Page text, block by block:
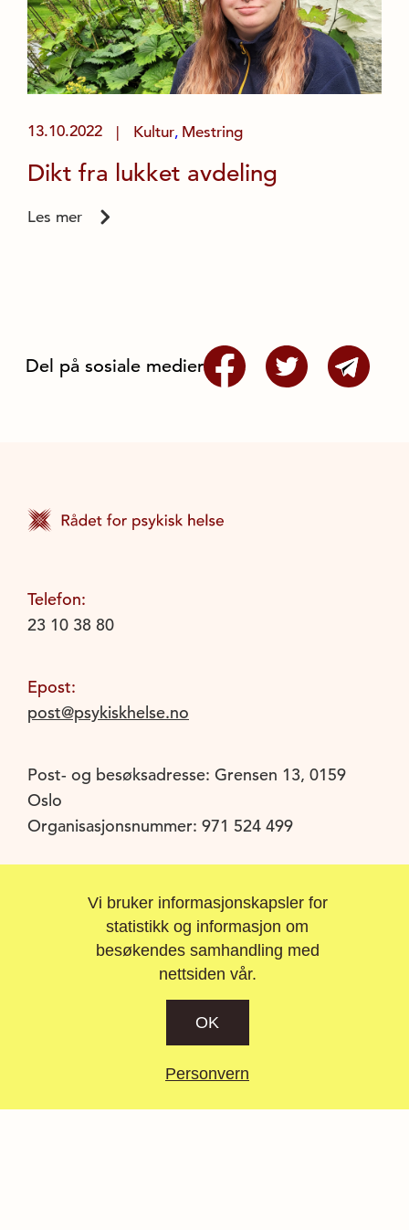
13.10.2022 | Kultur, Mestring
Dikt fra lukket avdeling
Les mer
Vi bruker informasjonskapsler for
statistikk og informasjon om
besøkendes samhandling med
nettsiden vår.
OK
Personvern
Del på sosiale medier
Telefon:
23 10 38 80
Epost:
post@psykiskhelse.no
Post- og besøksadresse: Grensen 13, 0159
Oslo
Organisasjonsnummer: 971 524 499
Snarveier
Vårt arbeid
Personvernerklæring